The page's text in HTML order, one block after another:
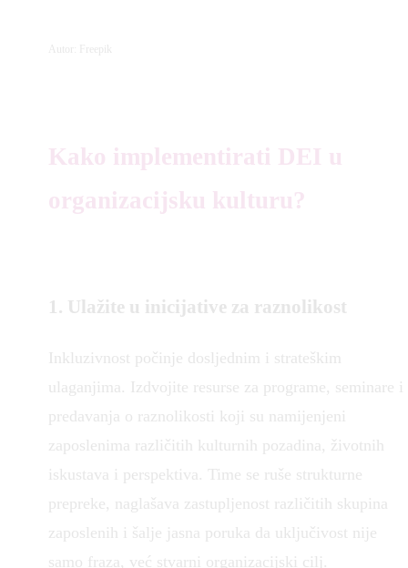
Autor: Freepik
Kako implementirati DEI u
organizacijsku kulturu?
1. Ulažite u inicijative za raznolikost
Inkluzivnost počinje dosljednim i strateškim
ulaganjima. Izdvojite resurse za programe, seminare i
predavanja o raznolikosti koji su namijenjeni
zaposlenima različitih kulturnih pozadina, životnih
iskustava i perspektiva. Time se ruše strukturne
prepreke, naglašava zastupljenost različitih skupina
zaposlenih i šalje jasna poruka da uključivost nije
samo fraza, već stvarni organizacijski cilj.